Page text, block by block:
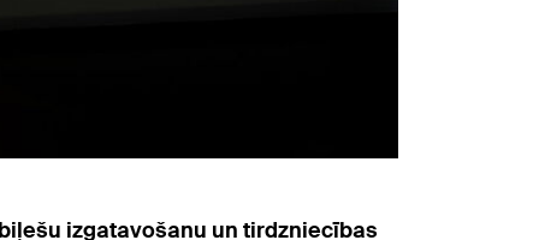
izgatavošanu un tirdzniecības